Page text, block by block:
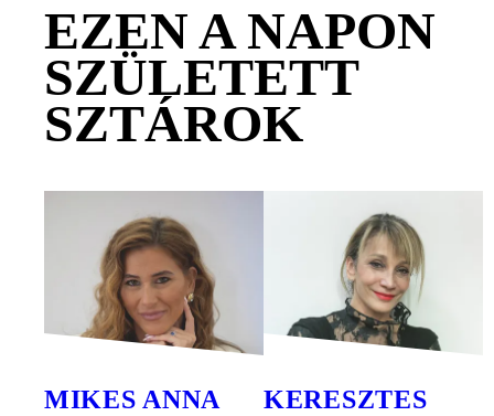
EZEN A NAPON
SZÜLETETT
SZTÁROK
MIKES ANNA
KERESZTES